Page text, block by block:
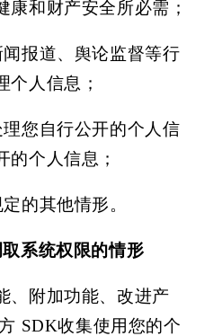
康和财产安全所必需；
报道、舆论监督等行
个人信息；
您自行公开的个人信
的个人信息；
的其他情形。
系统权限的情形
、附加功能、改进产
SDK收集使用您的个